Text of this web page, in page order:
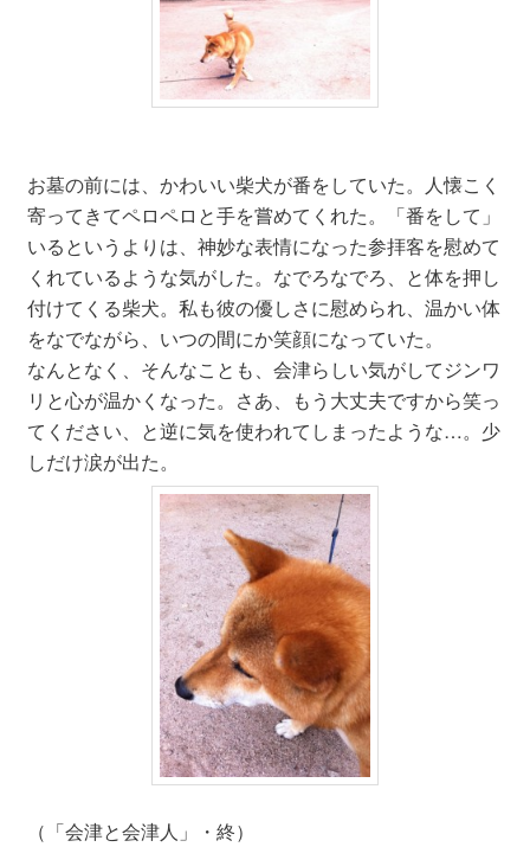
お墓の前には、かわいい柴犬が番をしていた。人懐こく
寄ってきてペロペロと手を嘗めてくれた。「番をして」
いるというよりは、神妙な表情になった参拝客を慰めて
くれているような気がした。なでろなでろ、と体を押し
付けてくる柴犬。私も彼の優しさに慰められ、温かい体
をなでながら、いつの間にか笑顔になっていた。
なんとなく、そんなことも、会津らしい気がしてジンワ
リと心が温かくなった。さあ、もう大丈夫ですから笑っ
てください、と逆に気を使われてしまったような…。少
しだけ涙が出た。
（「会津と会津人」・終）